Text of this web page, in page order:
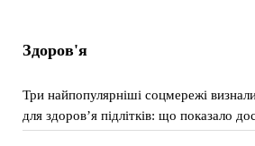
Здоров'я
Три найпопулярніші соцмережі
для здоров’я підлітків: що показало